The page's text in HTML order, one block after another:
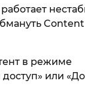
в режиме
или